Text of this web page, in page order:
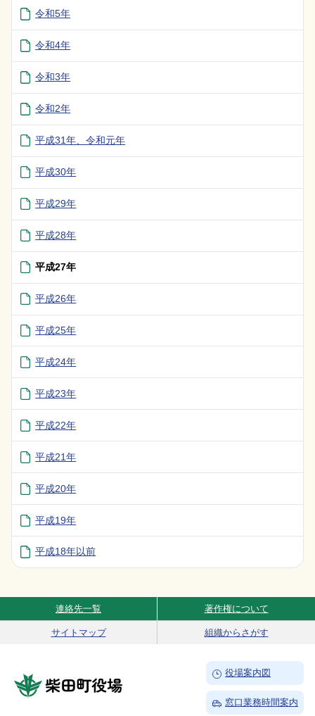
令和5年
令和4年
令和3年
令和2年
平成31年、令和元年
平成30年
平成29年
平成28年
平成27年
平成26年
平成25年
平成24年
平成23年
平成22年
平成21年
平成20年
平成19年
平成18年以前
Site Navigation
連絡先一覧 著作権について
サイトマップ 組織からさがす
柴田町役場
→
役場案内図
→
窓口業務時間案内